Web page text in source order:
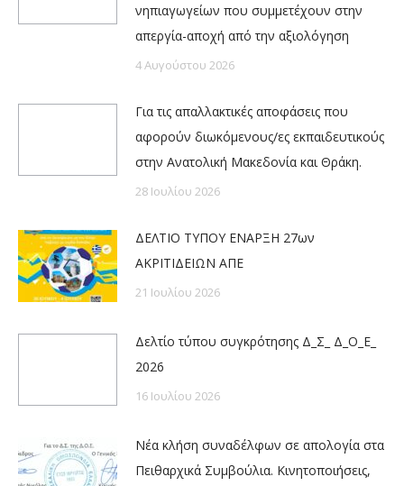
νηπιαγωγείων που συμμετέχουν στην
απεργία-αποχή από την αξιολόγηση
4 Αυγούστου 2026
Για τις απαλλακτικές αποφάσεις που
αφορούν διωκόμενους/ες εκπαιδευτικούς
στην Ανατολική Μακεδονία και Θράκη.
28 Ιουλίου 2026
ΔΕΛΤΙΟ ΤΥΠΟΥ ΕΝΑΡΞΗ 27ων
ΑΚΡΙΤΙΔΕΙΩΝ ΑΠΕ
21 Ιουλίου 2026
Δελτίο τύπου συγκρότησης Δ_Σ_ Δ_Ο_Ε_
2026
16 Ιουλίου 2026
Νέα κλήση συναδέλφων σε απολογία στα
Πειθαρχικά Συμβούλια. Κινητοποιήσεις,